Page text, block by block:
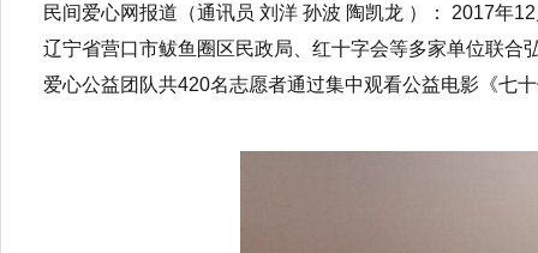
民间爱心网报道（通讯员 刘洋 孙波 陶凯龙 ）： 2017年
辽宁省营口市鲅鱼圈区民政局、红十字会等多家单位联
爱心公益团队共420名志愿者通过集中观看公益电影《七